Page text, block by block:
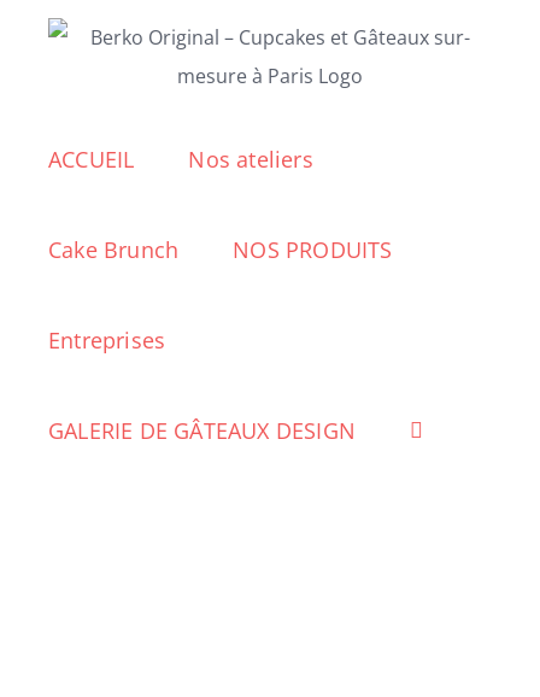
Passer
ACCUEIL Nos ateliers
Cake Brunch NOS PRODUITS
Entreprises
GALERIE DE GÂTEAUX DESIGN